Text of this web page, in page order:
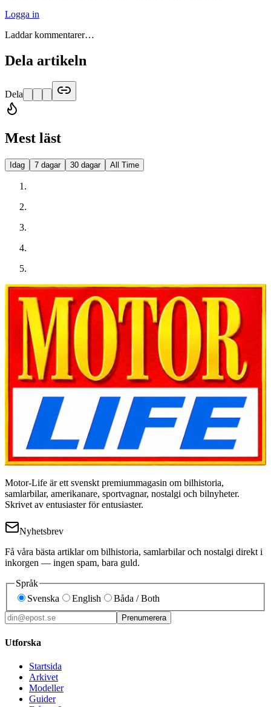
Logga in
Laddar kommentarer…
Dela artikeln
Dela
Mest läst
Idag 7 dagar 30 dagar All Time
Motor-Life är ett svenskt premiummagasin om bilhistoria,
samlarbilar, amerikanare, sportvagnar, nostalgi och bilnyheter.
Skrivet av entusiaster för entusiaster.
Nyhetsbrev
Få våra bästa artiklar om bilhistoria, samlarbilar och nostalgi direkt i
inkorgen — ingen spam, bara guld.
Språk
Svenska
English Båda / Both
Prenumerera
Utforska
Startsida
Arkivet
Modeller
Guider